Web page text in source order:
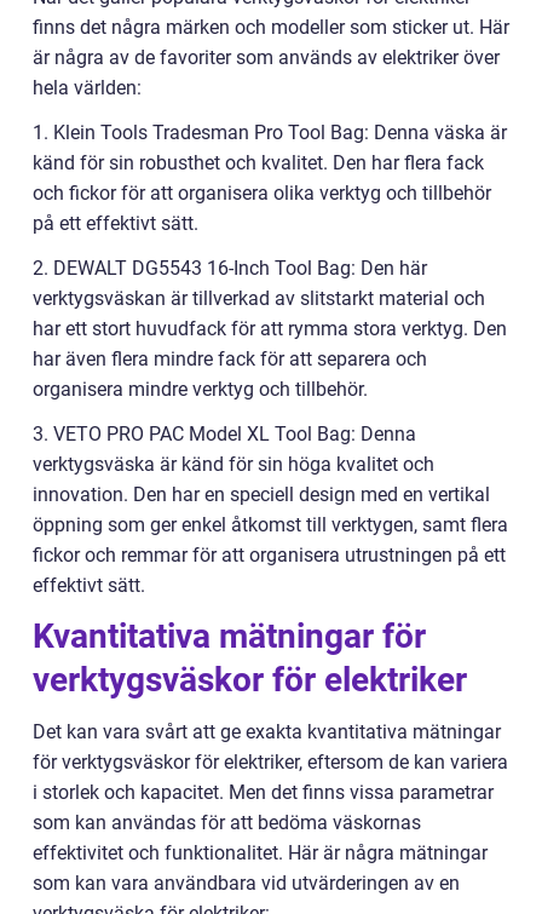
finns det några märken och modeller som sticker ut. Här
är några av de favoriter som används av elektriker över
hela världen:
1. Klein Tools Tradesman Pro Tool Bag: Denna väska är
känd för sin robusthet och kvalitet. Den har flera fack
och fickor för att organisera olika verktyg och tillbehör
på ett effektivt sätt.
2. DEWALT DG5543 16-Inch Tool Bag: Den här
verktygsväskan är tillverkad av slitstarkt material och
har ett stort huvudfack för att rymma stora verktyg. Den
har även flera mindre fack för att separera och
organisera mindre verktyg och tillbehör.
3. VETO PRO PAC Model XL Tool Bag: Denna
verktygsväska är känd för sin höga kvalitet och
innovation. Den har en speciell design med en vertikal
öppning som ger enkel åtkomst till verktygen, samt flera
fickor och remmar för att organisera utrustningen på ett
effektivt sätt.
Kvantitativa mätningar för
verktygsväskor för elektriker
Det kan vara svårt att ge exakta kvantitativa mätningar
för verktygsväskor för elektriker, eftersom de kan variera
i storlek och kapacitet. Men det finns vissa parametrar
som kan användas för att bedöma väskornas
effektivitet och funktionalitet. Här är några mätningar
som kan vara användbara vid utvärderingen av en